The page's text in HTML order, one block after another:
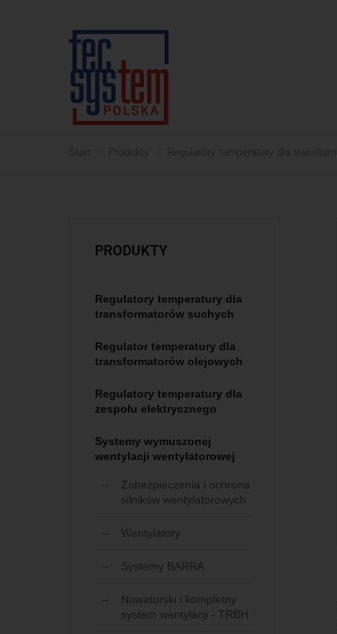
Gotowe panele sterowania
PRODUKTY
Regulatory temperatury dla
transformatorów suchych
Regulator temperatury dla
transformatorów olejowych
Regulatory temperatury dla
zespołu elektrycznego
Systemy wymuszonej
wentylacji wentylatorowej
Zabezpieczenia i ochrona
silników wentylatorowych
Wentylatory
Systemy BARRA
Nowatorski i kompletny
system wentylacji - TRBH